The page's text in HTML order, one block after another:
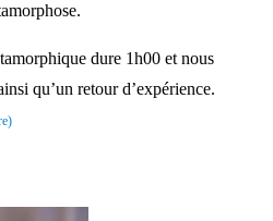
dure 1h00 et nous
qu’un retour d’expérience.